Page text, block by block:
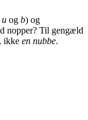
u og b) og
nopper? Til gengæld
ikke en nubbe.